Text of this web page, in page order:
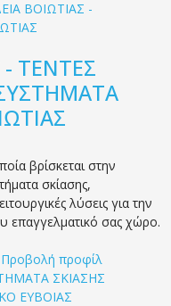
ΤΕΝΤΕΣ
βρίσκεται στην
σκίασης,
λύσεις για την
επαγγελματικό σας χώρο.
Προβολή προφίλ